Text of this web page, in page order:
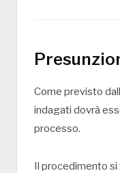
Come previsto
indagati dovrà
processo.
Il procedimento